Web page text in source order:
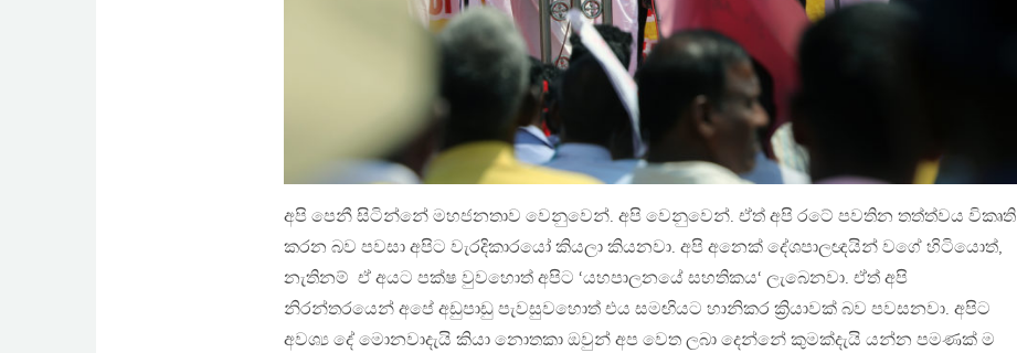
අපි පෙනී සිටින්නේ මහජනතාව වෙනුවෙන්. අපි වෙනුවෙන්. ඒත් අපි රටේ පවතින තත්ත්වය විකෘති
කරන බව පවසා අපිට වැරදිකාරයෝ කියලා කියනවා. අපි අනෙක් දේශපාලඥයින් වගේ හිටියොත්,
නැතිනම් ඒ අයට පක්ෂ වුවහොත් අපිට ‘යහපාලනයේ සහතිකය‘ ලැබෙනවා. ඒත් අපි
නිරන්තරයෙන් අපේ අඩුපාඩු පැවසුවහොත් එය සමඟියට හානිකර ක්‍රියාවක් බව පවසනවා. අපිට
අවශ්‍ය දේ මොනවාදැයි කියා නොතකා ඔවුන් අප වෙත ලබා දෙන්නේ කුමක්දැයි යන්න පමණක් ම